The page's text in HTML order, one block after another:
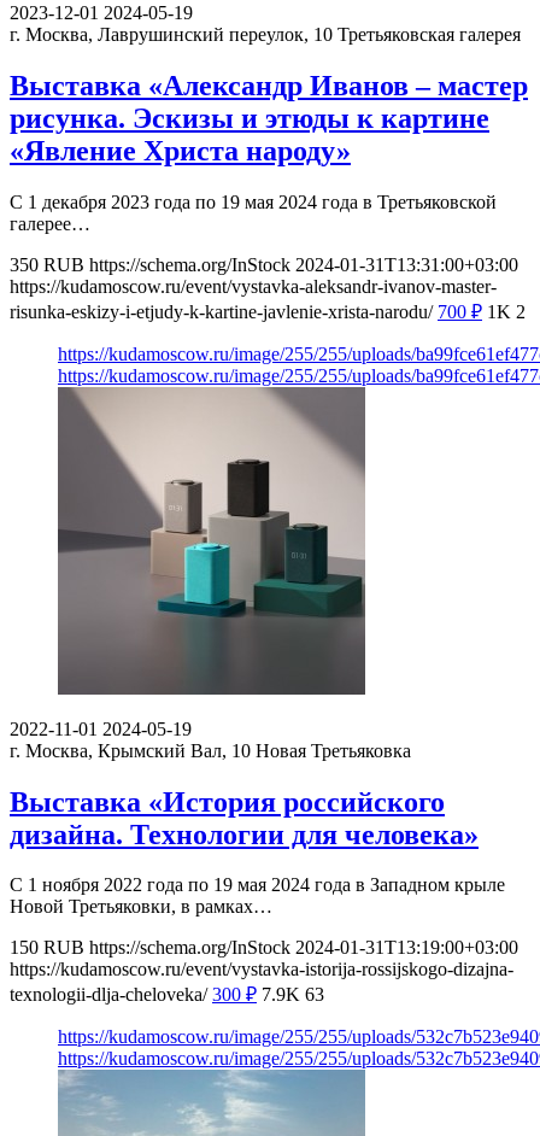
2023-12-01 2024-05-19
г. Москва, Лаврушинский переулок, 10 Третьяковская галерея
Выставка «Александр Иванов – мастер
рисунка. Эскизы и этюды к картине
«Явление Христа народу»
С 1 декабря 2023 года по 19 мая 2024 года в Третьяковской
галерее…
350 RUB https://schema.org/InStock 2024-01-31T13:31:00+03:00
https://kudamoscow.ru/event/vystavka-aleksandr-ivanov-master-
risunka-eskizy-i-etjudy-k-kartine-javlenie-xrista-narodu/ 700 ₽ 1K 2
https://kudamoscow.ru/image/255/255/uploads/
https://kudamoscow.ru/image/255/255/uploads/
2022-11-01 2024-05-19
г. Москва, Крымский Вал, 10 Новая Третьяковка
Выставка «История российского
дизайна. Технологии для человека»
С 1 ноября 2022 года по 19 мая 2024 года в Западном крыле
Новой Третьяковки, в рамках…
150 RUB https://schema.org/InStock 2024-01-31T13:19:00+03:00
https://kudamoscow.ru/event/vystavka-istorija-rossijskogo-dizajna-
texnologii-dlja-cheloveka/ 300 ₽ 7.9K 63
https://kudamoscow.ru/image/255/255/uploads/
https://kudamoscow.ru/image/255/255/uploads/